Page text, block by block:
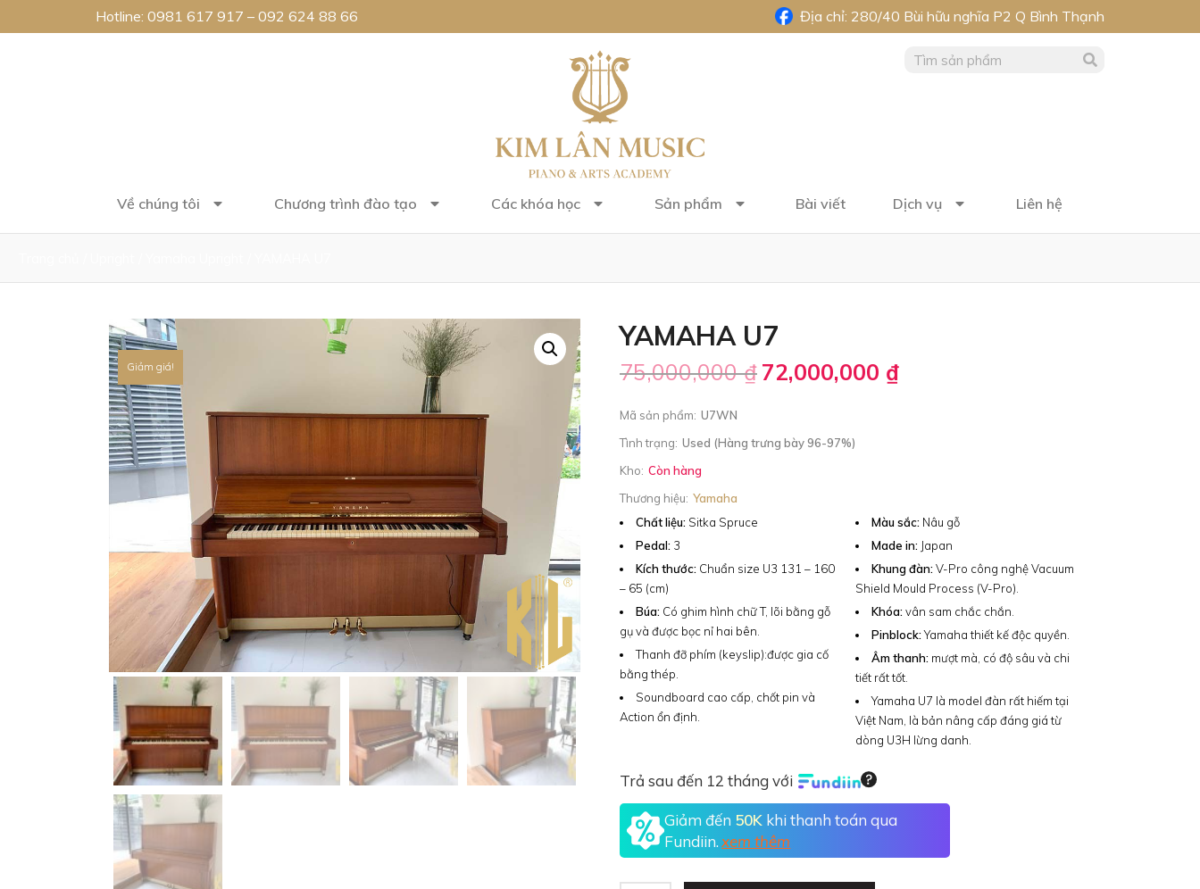
Hotline: 0981 617 917 – 092 624 88 66 Địa chỉ: 280/40 Bùi hữu nghĩa P2 Q Bình Thạnh
Về chúng tôi Chương trình đào tạo Các khóa học Sản phẩm Bài viết Dịch vụ Liên hệ
Giảm giá!
YAMAHA U7
75,000,000₫72,000,000 ₫
Mã sản phẩm: U7WN
Tình trạng: Used (Hàng trưng bày 96-97%)
Kho: Còn hàng
Thương hiệu: Yamaha
Chất liệu: Sitka Spruce
Pedal: 3
Kích thước: Chuẩn size U3 131 – 160
– 65 (cm)
Búa: Có ghim hình chữ T, lõi bằng gỗ
gụ và được bọc nỉ hai bên.
Thanh đỡ phím (keyslip):được gia cố
bằng thép.
Soundboard cao cấp, chốt pin và
Action ổn định.
Màu sắc: Nâu gỗ
Made in: Japan
Khung đàn: V-Pro công nghệ Vacuum
Shield Mould Process (V-Pro).
Khóa: vân sam chắc chắn.
Pinblock: Yamaha thiết kế độc quyền.
Âm thanh: mượt mà, có độ sâu và chi
tiết rất tốt.
Yamaha U7 là model đàn rất hiếm tại
Việt Nam, là bản nâng cấp đáng giá từ
dòng U3H lừng danh.
Trả sau đến 12 tháng với
Giảm đến 50K khi thanh toán qua
Fundiin. xem thêm